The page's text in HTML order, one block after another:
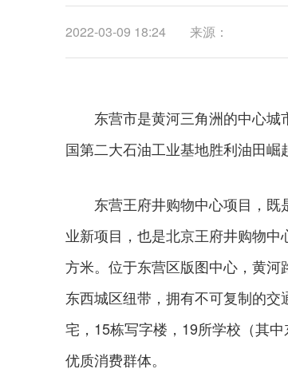
2022-03-09 18:24 来源：
东营市是黄河三角洲的中心城
国第二大石油工业基地胜利油田崛
东营王府井购物中心项目，既
业新项目，也是北京王府井购物
方米。位于东营区版图中心，黄
东西城区纽带，拥有不可复制的
宅，15栋写字楼，19所学校（其
优质消费群体。